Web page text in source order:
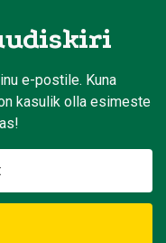
e-postile. Kuna
kasulik olla esimeste